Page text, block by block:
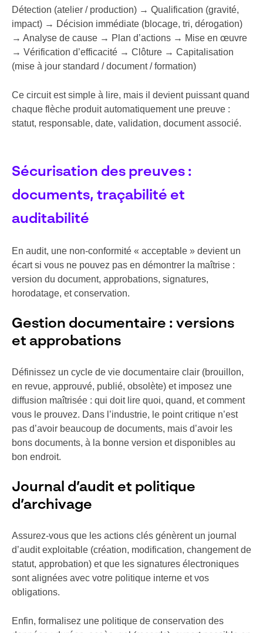
Détection (atelier / production) → Qualification (gravité,
impact) → Décision immédiate (blocage, tri, dérogation)
→ Analyse de cause → Plan d’actions → Mise en œuvre
→ Vérification d’efficacité → Clôture → Capitalisation
(mise à jour standard / document / formation)
Ce circuit est simple à lire, mais il devient puissant quand
chaque flèche produit automatiquement une preuve :
statut, responsable, date, validation, document associé.
Sécurisation des preuves :
documents, traçabilité et
auditabilité
En audit, une non-conformité « acceptable » devient un
écart si vous ne pouvez pas en démontrer la maîtrise :
version du document, approbations, signatures,
horodatage, et conservation.
Gestion documentaire : versions
et approbations
Définissez un cycle de vie documentaire clair (brouillon,
en revue, approuvé, publié, obsolète) et imposez une
diffusion maîtrisée : qui doit lire quoi, quand, et comment
vous le prouvez. Dans l’industrie, le point critique n’est
pas d’avoir beaucoup de documents, mais d’avoir les
bons documents, à la bonne version et disponibles au
bon endroit.
Journal d’audit et politique
d’archivage
Assurez-vous que les actions clés génèrent un journal
d’audit exploitable (création, modification, changement de
statut, approbation) et que les signatures électroniques
sont alignées avec votre politique interne et vos
obligations.
Enfin, formalisez une politique de conservation des